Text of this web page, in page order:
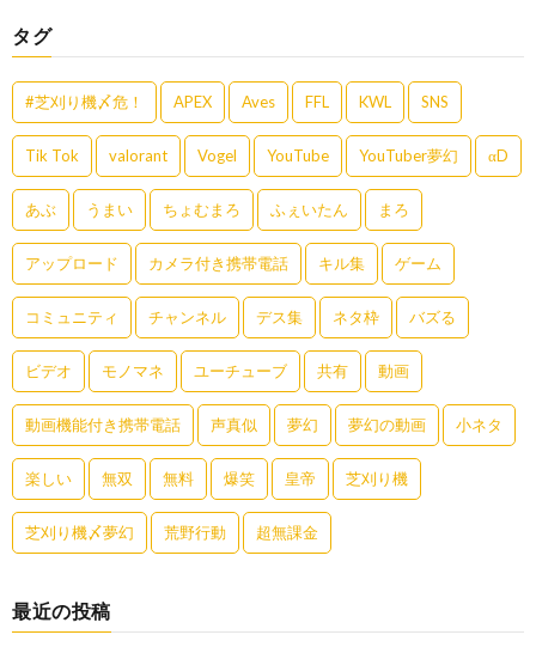
タグ
#芝刈り機〆危！ APEX Aves FFL KWL SNS
Tik Tok valorant Vogel YouTube YouTuber夢幻 αD
あぶ うまい ちょむまろ ふぇいたん まろ
アップロード カメラ付き携帯電話 キル集 ゲーム
コミュニティ チャンネル デス集 ネタ枠 バズる
ビデオ モノマネ ユーチューブ 共有 動画
動画機能付き携帯電話 声真似 夢幻 夢幻の動画 小ネタ
楽しい 無双 無料 爆笑 皇帝 芝刈り機
芝刈り機〆夢幻 荒野行動 超無課金
最近の投稿